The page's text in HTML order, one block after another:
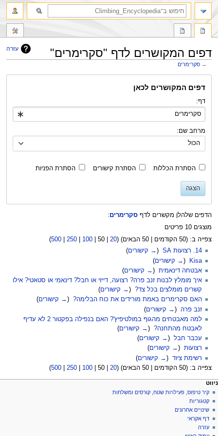
עזרה דפים המקושרים לדף "סקרימרים"
→סקרימרים
לניווט
לחיפוש
דפים המקושרים לכאן
דף:
מרחב שם:
הכול
הסתרת הכללות הסתרת קישורים הסתרת הפניות
הצגה
הדפים שלהלן מקשרים לדף סקרימרים:
מוצגים 10 פריטים
צפייה ב: (50 הקודמים 50 הבאים ) (
20
|
50
|
100
250
|
500
)
14. רצועות SA
( → קישורים)
Kisa
(→ קישורים)
אבטחה דינאמית (→ קישורים)
איך מומלץ לבנות זנב פרה? רצועה, דייזי או חבל? דינאמי או סטאטי? אילו
קשרים מומלצים בכל צד? ( → קישורים)
האם סקרימרים באמת מורידים את כוח הבלימה? ( → קישורים)
זנב פרה
(→ קישורים)
למה מאבטחים מהגוף במולטיפיץ'? האם בנפילה בפקטור 2 לא עדיף
לאבטח מהתחנה? (→ קישורים)
עכבר חבל ( → קישורים)
רצועות ( → קישורים)
רשימת ציוד (→ קישורים)
צפייה ב: (50 הקודמים 50 הבאים ) (
20
|
50
|
100
250
|
500
)
תפריט
ניווט
פעולות דף
דף
שיחה
קריאה
הצגת
מקור
כלים אישיים
כניסה
לחשבון
בקשת
חשבון
ניווט
קיר טיפוס, פעילויות שטח, קורסים ומשלחות
קטגוריות
שינויים אחרונים
דף אקראי
עזרה
חיפוש